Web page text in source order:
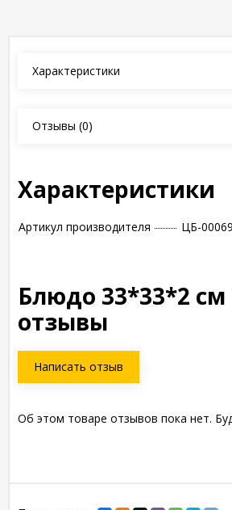
Характеристики
Отзывы (0)
Характеристики
Артикул производителя ЦБ-
Блюдо 33*33*2 см
отзывы
Написать отзыв
Об этом товаре отзывов пока нет.